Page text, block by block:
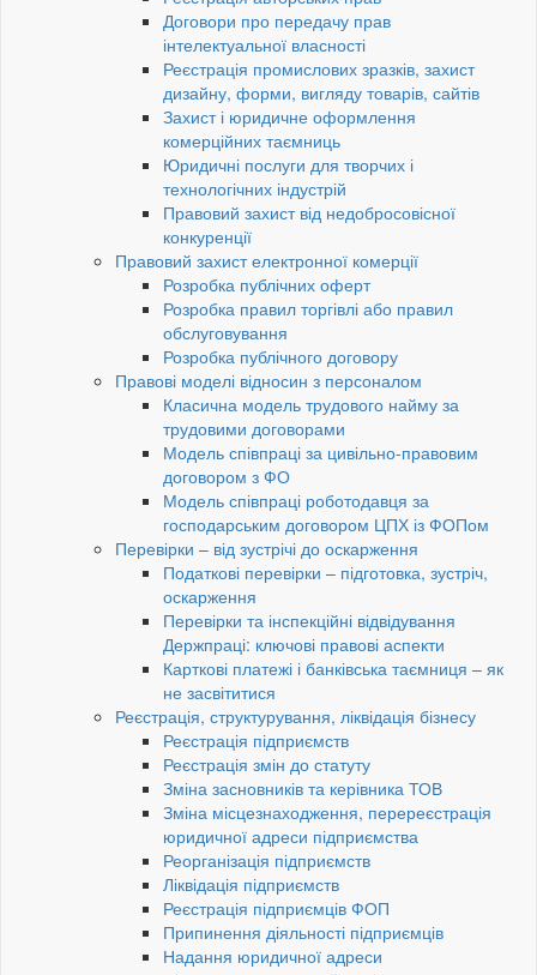
Договори про передачу прав
інтелектуальної власності
Реєстрація промислових зразків, захист
дизайну, форми, вигляду товарів, сайтів
Захист і юридичне оформлення
комерційних таємниць
Юридичні послуги для творчих і
технологічних індустрій
Правовий захист від недобросовісної
конкуренції
Правовий захист електронної комерції
Розробка публічних оферт
Розробка правил торгівлі або правил
обслуговування
Розробка публічного договору
Правові моделі відносин з персоналом
Класична модель трудового найму за
трудовими договорами
Модель співпраці за цивільно-правовим
договором з ФО
Модель співпраці роботодавця за
господарським договором ЦПХ із ФОПом
Перевірки – від зустрічі до оскарження
Податкові перевірки – підготовка, зустріч,
оскарження
Перевірки та інспекційні відвідування
Держпраці: ключові правові аспекти
Карткові платежі і банківська таємниця – як
не засвітитися
Реєстрація, структурування, ліквідація бізнесу
Реєстрація підприємств
Реєстрація змін до статуту
Зміна засновників та керівника ТОВ
Зміна місцезнаходження, перереєстрація
юридичної адреси підприємства
Реорганізація підприємств
Ліквідація підприємств
Реєстрація підприємців ФОП
Припинення діяльності підприємців
Надання юридичної адреси